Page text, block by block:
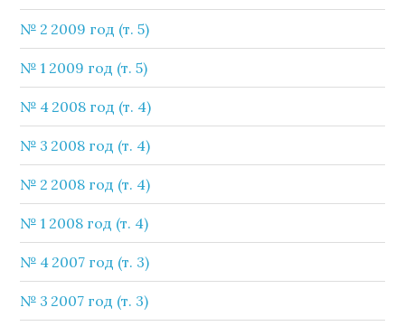
№ 2 2009 год (т. 5)
№ 1 2009 год (т. 5)
№ 4 2008 год (т. 4)
№ 3 2008 год (т. 4)
№ 2 2008 год (т. 4)
№ 1 2008 год (т. 4)
№ 4 2007 год (т. 3)
№ 3 2007 год (т. 3)